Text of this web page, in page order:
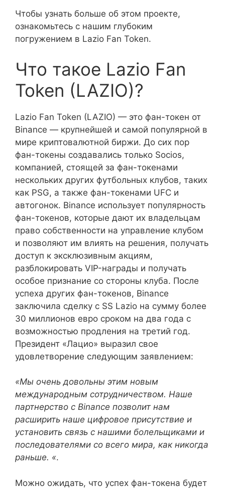
Чтобы узнать больше об этом проекте,
ознакомьтесь с нашим глубоким
погружением в Lazio Fan Token.
Что такое Lazio Fan
Token (LAZIO)?
Lazio Fan Token (LAZIO) — это фан-токен от
Binance — крупнейшей и самой популярной в
мире криптовалютной биржи. До сих пор
фан-токены создавались только Socios,
компанией, стоящей за фан-токенами
нескольких других футбольных клубов, таких
как PSG, а также фан-токенами UFC и
автогонок. Binance использует популярность
фан-токенов, которые дают их владельцам
право собственности на управление клубом
и позволяют им влиять на решения, получать
доступ к эксклюзивным акциям,
разблокировать VIP-награды и получать
особое признание со стороны клуба. После
успеха других фан-токенов, Binance
заключила сделку с SS Lazio на сумму более
30 миллионов евро сроком на два года с
возможностью продления на третий год.
Президент «Лацио» выразил свое
удовлетворение следующим заявлением:
«Мы очень довольны этим новым
международным сотрудничеством. Наше
партнерство с Binance позволит нам
расширить наше цифровое присутствие и
установить связь с нашими болельщиками и
последователями со всего мира, как никогда
раньше. «.
Можно ожидать, что успех фан-токена будет